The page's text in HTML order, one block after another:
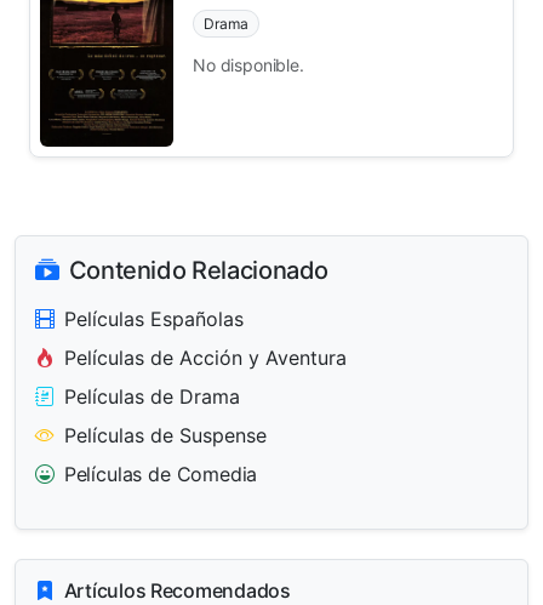
Drama
No disponible.
Contenido Relacionado
Películas Españolas
Películas de Acción y Aventura
Películas de Drama
Películas de Suspense
Películas de Comedia
Artículos Recomendados